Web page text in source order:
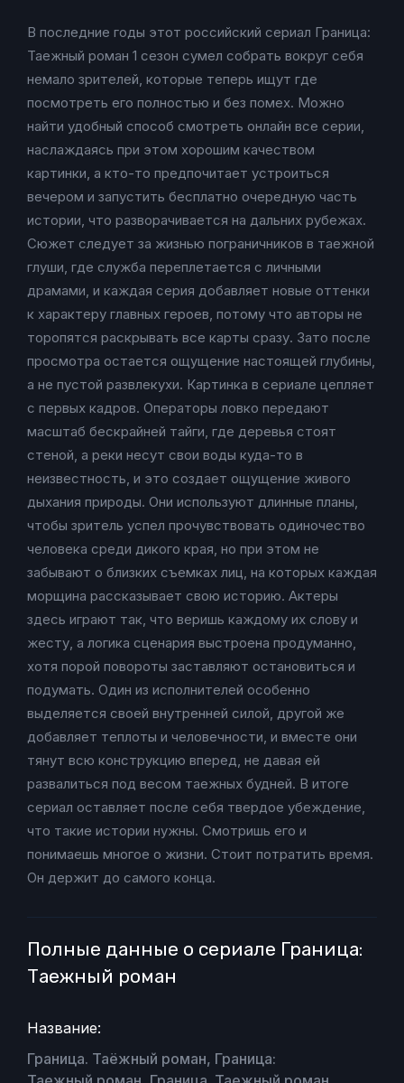
В последние годы этот российский сериал Граница:
Таежный роман 1 сезон сумел собрать вокруг себя
немало зрителей, которые теперь ищут где
посмотреть его полностью и без помех. Можно
найти удобный способ смотреть онлайн все серии,
наслаждаясь при этом хорошим качеством
картинки, а кто-то предпочитает устроиться
вечером и запустить бесплатно очередную часть
истории, что разворачивается на дальних рубежах.
Сюжет следует за жизнью пограничников в таежной
глуши, где служба переплетается с личными
драмами, и каждая серия добавляет новые оттенки
к характеру главных героев, потому что авторы не
торопятся раскрывать все карты сразу. Зато после
просмотра остается ощущение настоящей глубины,
а не пустой развлекухи. Картинка в сериале цепляет
с первых кадров. Операторы ловко передают
масштаб бескрайней тайги, где деревья стоят
стеной, а реки несут свои воды куда-то в
неизвестность, и это создает ощущение живого
дыхания природы. Они используют длинные планы,
чтобы зритель успел прочувствовать одиночество
человека среди дикого края, но при этом не
забывают о близких съемках лиц, на которых каждая
морщина рассказывает свою историю. Актеры
здесь играют так, что веришь каждому их слову и
жесту, а логика сценария выстроена продуманно,
хотя порой повороты заставляют остановиться и
подумать. Один из исполнителей особенно
выделяется своей внутренней силой, другой же
добавляет теплоты и человечности, и вместе они
тянут всю конструкцию вперед, не давая ей
развалиться под весом таежных будней. В итоге
сериал оставляет после себя твердое убеждение,
что такие истории нужны. Смотришь его и
понимаешь многое о жизни. Стоит потратить время.
Он держит до самого конца.
Полные данные о сериале Граница:
Таежный роман
Название:
Граница. Таёжный роман, Граница: